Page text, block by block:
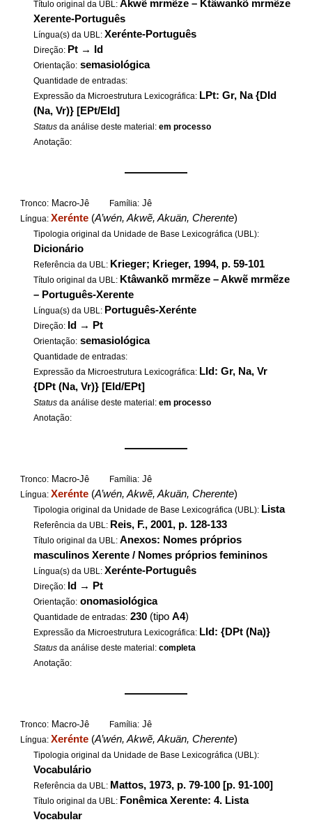
Título original da UBL:Akwẽ mrmẽze – Ktâwankõ mrmẽze
Xerente-Português
Língua(s) da UBL:Xerénte-Português
Direção: Pt → Id
Orientação: semasiológica
Quantidade de entradas:
Expressão da Microestrutura Lexicográfica: LPt: Gr, Na {DId
(Na, Vr)} [EPt/EId]
Status da análise deste material:em processo
Anotação:
——————
Tronco: Macro-Jê Família: Jê
Língua:Xerénte (A’wén, Akwẽ, Akuän, Cherente)
Tipologia original da Unidade de Base Lexicográfica (UBL):
Dicionário
Referência da UBL: Krieger; Krieger, 1994, p. 59-101
Título original da UBL: Ktâwankõ mrmẽze – Akwẽ mrmẽze
– Português-Xerente
Língua(s) da UBL: Português-Xerénte
Direção: Id → Pt
Orientação: semasiológica
Quantidade de entradas:
Expressão da Microestrutura Lexicográfica: LId: Gr, Na, Vr
{DPt (Na, Vr)} [EId/EPt]
Status da análise deste material:em processo
Anotação:
——————
Tronco: Macro-Jê Família: Jê
Língua:Xerénte (A’wén, Akwẽ, Akuän, Cherente)
Tipologia original da Unidade de Base Lexicográfica (UBL): Lista
Referência da UBL: Reis, F., 2001, p. 128-133
Título original da UBL:Anexos: Nomes próprios
masculinos Xerente / Nomes próprios femininos
Língua(s) da UBL:Xerénte-Português
Direção: Id → Pt
Orientação: onomasiológica
Quantidade de entradas: 230 (tipoA4)
Expressão da Microestrutura Lexicográfica: LId: {DPt (Na)}
Status da análise deste material:completa
Anotação:
——————
Tronco: Macro-Jê Família: Jê
Língua:Xerénte (A’wén, Akwẽ, Akuän, Cherente)
Tipologia original da Unidade de Base Lexicográfica (UBL):
Vocabulário
Referência da UBL: Mattos, 1973, p. 79-100 [p. 91-100]
Título original da UBL: Fonêmica Xerente: 4. Lista
Vocabular